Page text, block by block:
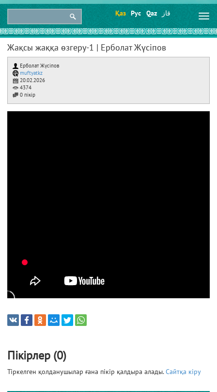
Қаз Рус Qaz قاز
Жақсы жаққа өзгеру-1 | Ерболат Жүсіпов
Ерболат Жүсіпов
muftyatkz
20.02.2026
4374
0 пікір
Пікірлер (0)
Тіркелген қолданушылар ғана пікір қалдыра алады.Сайтқа кіру